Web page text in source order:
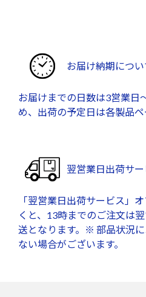
お届け納期につい
お届けまでの日数は3営業日
め、出荷の予定日は各製品ペ
翌営業日出荷サー
「翌営業日出荷サービス」
くと、13時までのご注文は
送となります。※ 部品状況
ない場合がございます。